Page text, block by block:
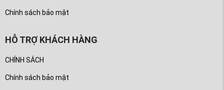
Chính sách bảo mật
HỖ TRỢ KHÁCH HÀNG
CHÍNH SÁCH
Chính sách bảo mật